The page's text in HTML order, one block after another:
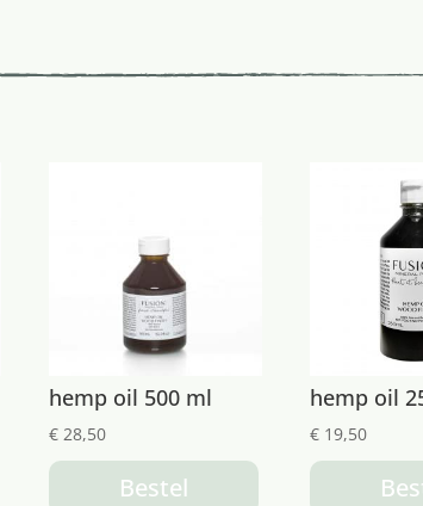
hemp oil 500 ml
€ 28,50
Bestel
hemp oil
€ 19,50